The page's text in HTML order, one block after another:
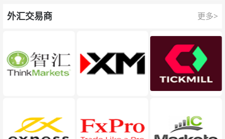
外汇交易商 更多>